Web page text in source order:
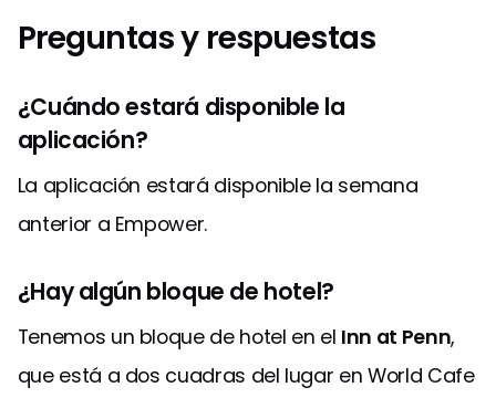
Preguntas y respuestas
¿Cuándo estará disponible la
aplicación?
La aplicación estará disponible la semana
anterior a Empower.
¿Hay algún bloque de hotel?
Tenemos un bloque de hotel en el Inn at Penn,
que está a dos cuadras del lugar en World Cafe